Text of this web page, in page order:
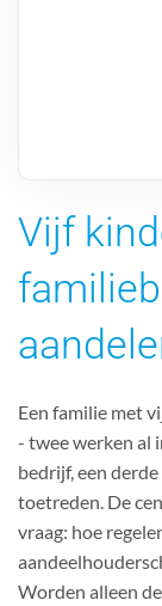
Vijf
Een familie met
- twee werken al
bedrijf, een
toetreden. De
vraag: hoe
Worden alleen